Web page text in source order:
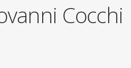
Cocchi